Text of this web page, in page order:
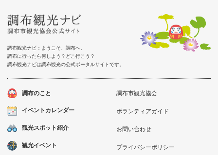
調布観光ナビ：ようこそ、調布へ。
調布に行ったら何しよう？どこ行こう？
調布観光ナビは調布観光の公式ポータルサイトです。
調布のこと
イベントカレンダー
観光スポット紹介
観光イベント
調布市観光協会
ボランティアガイド
お問い合わせ
プライバシーポリシー